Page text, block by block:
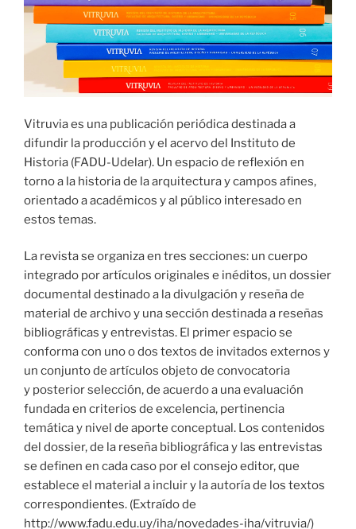
Vitruvia es una publicación periódica destinada a
difundir la producción y el acervo del Instituto de
Historia (FADU-Udelar). Un espacio de reflexión en
torno a la historia de la arquitectura y campos afines,
orientado a académicos y al público interesado en
estos temas.
La revista se organiza en tres secciones: un cuerpo
integrado por artículos originales e inéditos, un dossier
documental destinado a la divulgación y reseña de
material de archivo y una sección destinada a reseñas
bibliográficas y entrevistas. El primer espacio se
conforma con uno o dos textos de invitados externos y
un conjunto de artículos objeto de convocatoria
y posterior selección, de acuerdo a una evaluación
fundada en criterios de excelencia, pertinencia
temática y nivel de aporte conceptual. Los contenidos
del dossier, de la reseña bibliográfica y las entrevistas
se definen en cada caso por el consejo editor, que
establece el material a incluir y la autoría de los textos
correspondientes. (Extraído de
http://www.fadu.edu.uy/iha/novedades-iha/vitruvia/)